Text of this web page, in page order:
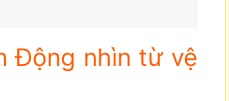
Động nhìn từ vệ